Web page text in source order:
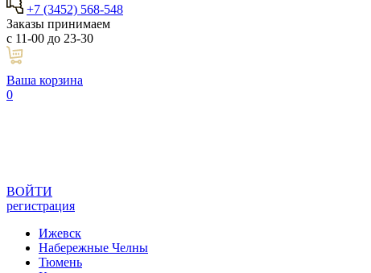
+7 (3452) 568-548
Заказы принимаем
с 11-00 до 23-30
Ваша корзина
0
ВОЙТИ
регистрация
Ижевск
Набережные Челны
Тюмень